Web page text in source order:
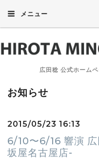
メニュー
広田稔 公式ホーム
お知らせ
2015/05/23 16:13
6/10〜6/16 響演
坂屋名古屋店-